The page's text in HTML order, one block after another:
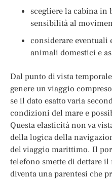
scegliere la cabina in
sensibilità al
considerare eventuali
animali domestici e
Dal punto di vista
genere un viaggio
se il dato esatto varia
condizioni del mare e
Questa elasticità non va
della logica della
del viaggio marittimo. Il
telefono smette di dettare
diventa una parentesi che